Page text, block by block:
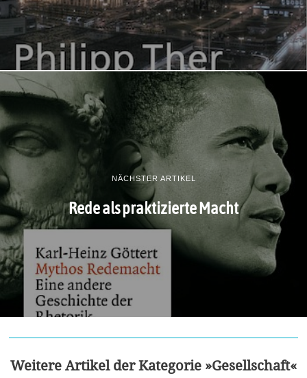
NÄCHSTER ARTIKEL
Rede als praktizierte Macht
Weitere Artikel der Kategorie »Gesellschaft«